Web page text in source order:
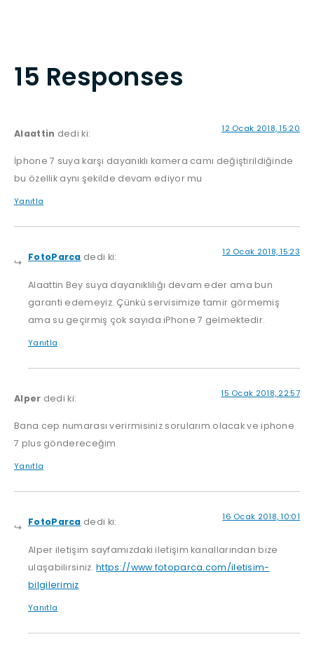
15 Responses
Alaattin dedi ki: 12 Ocak 2018, 15:20
İphone 7 suya karşı dayanıklı kamera camı değiştirildiğinde
bu özellik aynı şekilde devam ediyor mu
Yanıtla
FotoParca dedi ki: 12 Ocak 2018, 15:23
Alaattin Bey suya dayanıklılığı devam eder ama bun
garanti edemeyiz. Çünkü servisimize tamir görmemiş
ama su geçirmiş çok sayıda iPhone 7 gelmektedir.
Yanıtla
Alper dedi ki: 15 Ocak 2018, 22:57
Bana cep numarası verirmisiniz sorularım olacak ve iphone
7 plus göndereceğim
Yanıtla
FotoParca dedi ki: 16 Ocak 2018, 10:01
Alper iletişim sayfamızdaki iletişim kanallarından bize
ulaşabilirsiniz.https://www.fotoparca.com/iletisim-
bilgilerimiz
Yanıtla